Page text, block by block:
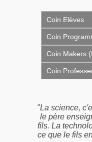
Coin Elèves
Coin
Coin Makers
Coin
c'est ce que
enseigne à son
technologie, c'est
le fils enseigne à
la